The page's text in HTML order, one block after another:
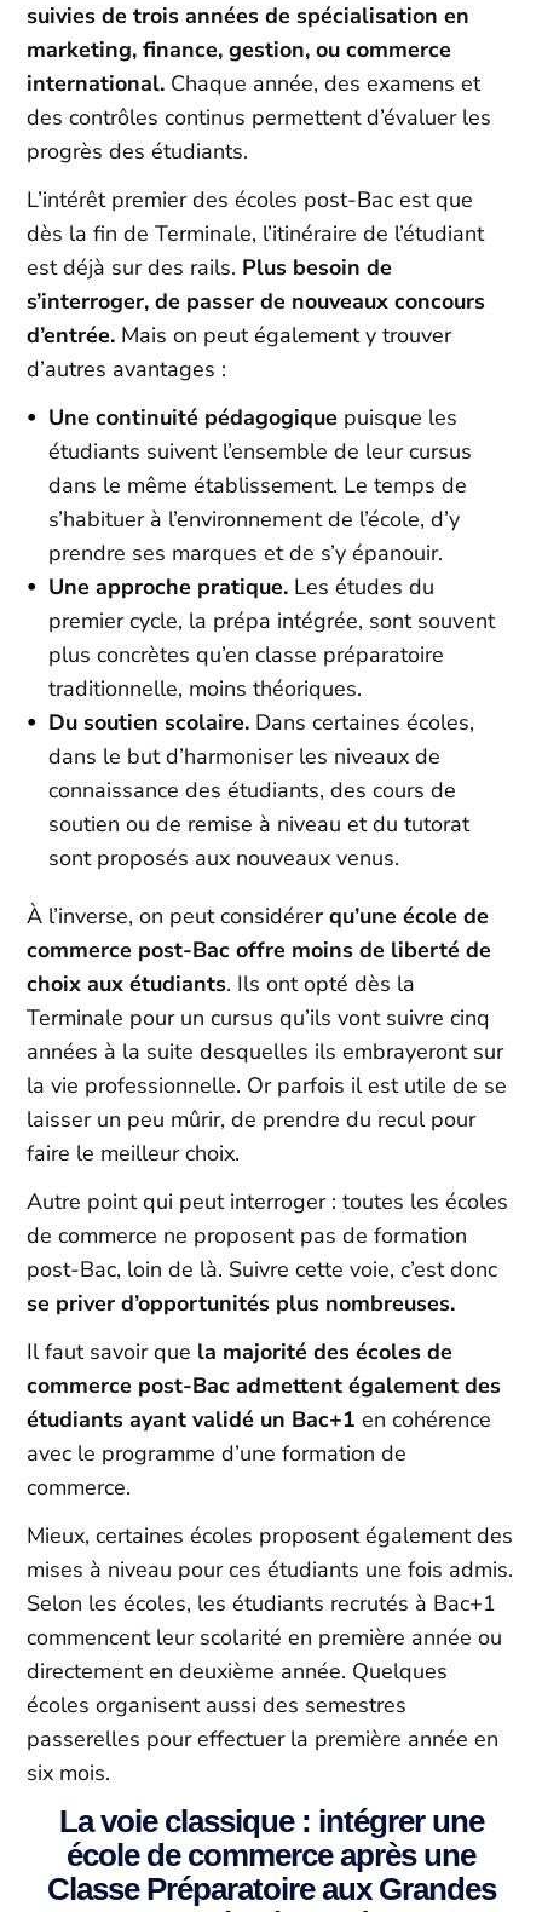
suivies de trois années de spécialisation en
marketing, finance, gestion, ou commerce
international. Chaque année, des examens et
des contrôles continus permettent d’évaluer les
progrès des étudiants.
L’intérêt premier des écoles post-Bac est que
dès la fin de Terminale, l’itinéraire de l’étudiant
est déjà sur des rails. Plus besoin de
s’interroger, de passer de nouveaux concours
d’entrée. Mais on peut également y trouver
d’autres avantages :
Une continuité pédagogique puisque les
étudiants suivent l’ensemble de leur cursus
dans le même établissement. Le temps de
s’habituer à l’environnement de l’école, d’y
prendre ses marques et de s’y épanouir.
Une approche pratique. Les études du
premier cycle, la prépa intégrée, sont souvent
plus concrètes qu’en classe préparatoire
traditionnelle, moins théoriques.
Du soutien scolaire. Dans certaines écoles,
dans le but d’harmoniser les niveaux de
connaissance des étudiants, des cours de
soutien ou de remise à niveau et du tutorat
sont proposés aux nouveaux venus.
À l’inverse, on peut considérer qu’une école de
commerce post-Bac offre moins de liberté de
choix aux étudiants. Ils ont opté dès la
Terminale pour un cursus qu’ils vont suivre cinq
années à la suite desquelles ils embrayeront sur
la vie professionnelle. Or parfois il est utile de se
laisser un peu mûrir, de prendre du recul pour
faire le meilleur choix.
Autre point qui peut interroger : toutes les écoles
de commerce ne proposent pas de formation
post-Bac, loin de là. Suivre cette voie, c’est donc
se priver d’opportunités plus nombreuses.
Il faut savoir que la majorité des écoles de
commerce post-Bac admettent également des
étudiants ayant validé un Bac+1 en cohérence
avec le programme d’une formation de
commerce.
Mieux, certaines écoles proposent également des
mises à niveau pour ces étudiants une fois admis.
Selon les écoles, les étudiants recrutés à Bac+1
commencent leur scolarité en première année ou
directement en deuxième année. Quelques
écoles organisent aussi des semestres
passerelles pour effectuer la première année en
six mois.
La voie classique : intégrer une
école de commerce après une
Classe Préparatoire aux Grandes